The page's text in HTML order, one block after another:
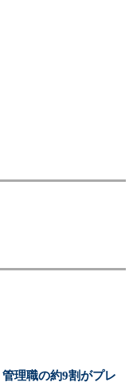
管理職の約9割がプレ